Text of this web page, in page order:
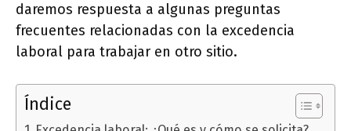
daremos respuesta a algunas preguntas
frecuentes relacionadas con la excedencia
laboral para trabajar en otro sitio.
Índice